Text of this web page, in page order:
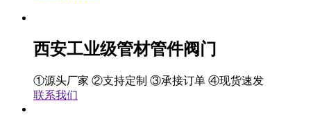
西安工业级管材管件阀门
①源头厂家 ②支持定制 ③承接订单 ④现货速发
联系我们